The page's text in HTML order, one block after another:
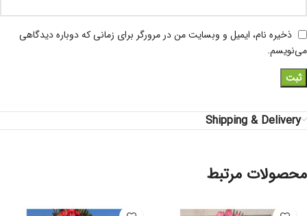
ذخیره نام، ایمیل و وبسایت من در مرورگر برای زمانی که دوباره دیدگاهی
می‌نویسم.
Shipping & Delivery
محصولات مرتبط